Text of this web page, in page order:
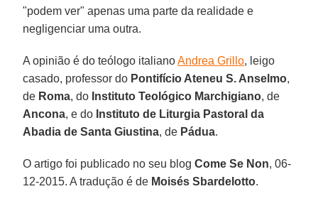
"podem ver" apenas uma parte da realidade e
negligenciar uma outra.
A opinião é do teólogo italianoAndrea Grillo, leigo
casado, professor do Pontifício Ateneu S. Anselmo,
de Roma, do Instituto Teológico Marchigiano, de
Ancona, e do Instituto de Liturgia Pastoral da
Abadia de Santa Giustina, de Pádua.
O artigo foi publicado no seu blogCome Se Non, 06-
12-2015. A tradução é de Moisés Sbardelotto.